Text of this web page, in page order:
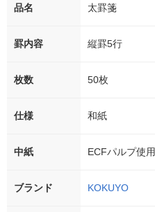
品名 太罫箋
罫内容 縦罫5行
枚数 50枚
仕様 和紙
中紙 ECFパルプ使用
ブランド KOKUYO